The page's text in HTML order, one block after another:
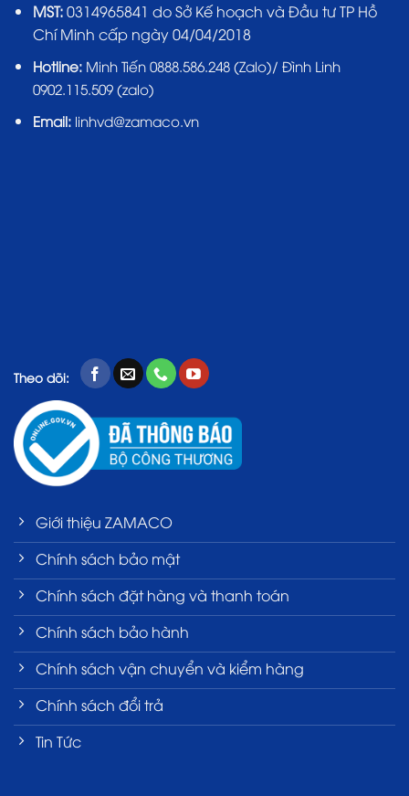
MST:0314965841 do Sở Kế hoạch và Đầu tư TP Hồ
Chí Minh cấp ngày 04/04/2018
Hotline: Minh Tiến 0888.586.248 (Zalo)/ Đình Linh
0902.115.509 (zalo)
Email:linhvd@zamaco.vn
Theo dõi:
Giới thiệu ZAMACO
Chính sách bảo mật
Chính sách đặt hàng và thanh toán
Chính sách bảo hành
Chính sách vận chuyển và kiểm hàng
Chính sách đổi trả
Tin Tức